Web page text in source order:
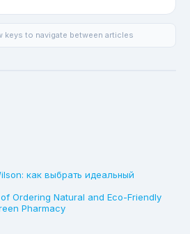
to navigate between articles
как выбрать идеальный
Ordering Natural and Eco-Friendly
Pharmacy